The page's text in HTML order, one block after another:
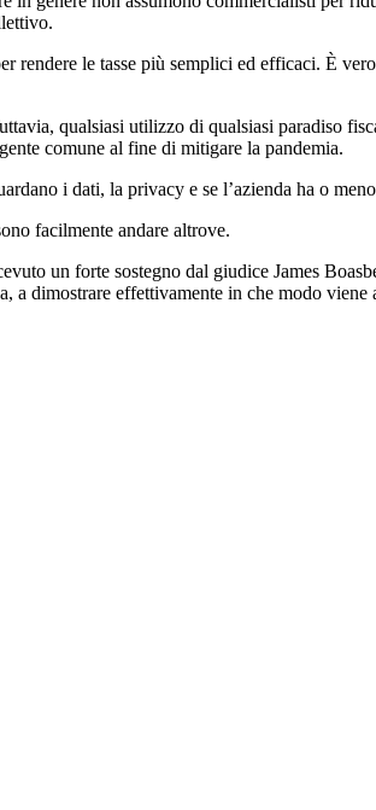
le tasse più semplici ed efficaci. È
qualsiasi utilizzo di qualsiasi paradiso
comune al fine di mitigare la pandemia.
i dati, la privacy e se l’azienda ha o
facilmente andare altrove.
un forte sostegno dal giudice James
a dimostrare effettivamente in che modo